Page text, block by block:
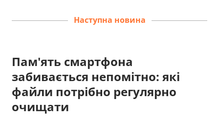
Наступна новина
Пам'ять смартфона
забивається непомітно: які
файли потрібно регулярно
очищати